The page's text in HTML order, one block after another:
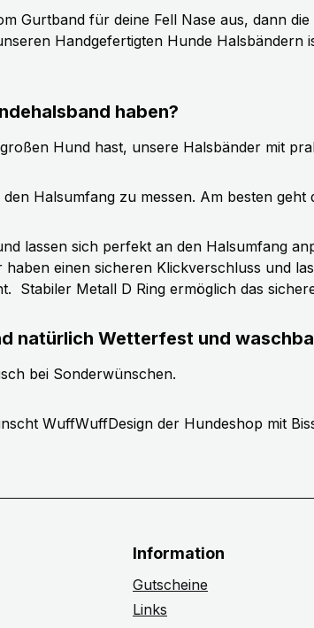
Gurtband für deine Fell Nase aus, dann
Handgefertigten Hunde
haben?
Hund hast, unsere Halsbänder mit
Halsumfang zu messen. Am besten geht
lassen sich perfekt an den Halsumfang
einen sicheren Klickverschluss und
Stabiler Metall D Ring ermöglich das
natürlich Wetterfest und
bei Sonderwünschen.
WuffWuffDesign der Hundeshop mit
Information
Gutscheine
Links